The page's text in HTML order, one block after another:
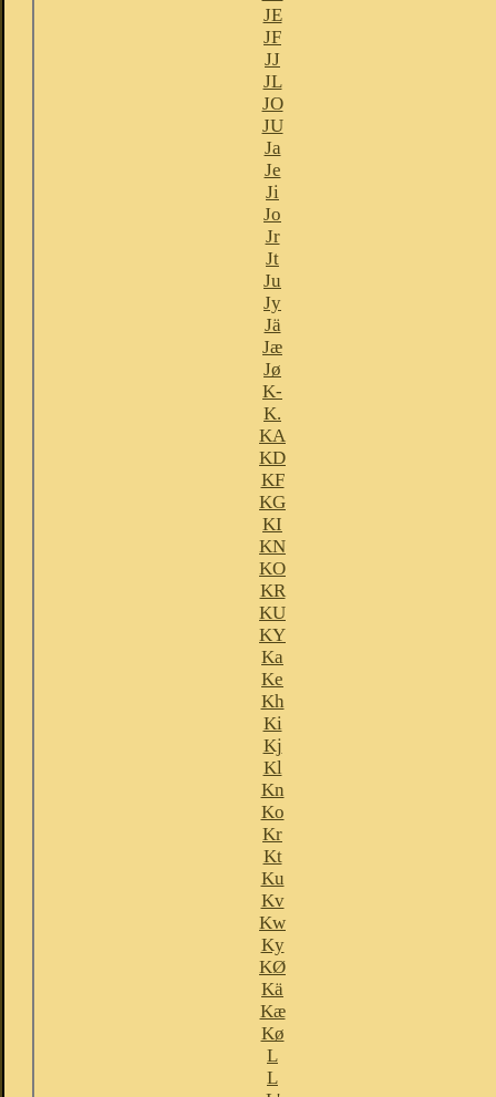
JE
JF
JJ
JL
JO
JU
Ja
Je
Ji
Jo
Jr
Jt
Ju
Jy
Jä
Jæ
Jø
K-
K.
KA
KD
KF
KG
KI
KN
KO
KR
KU
KY
Ka
Ke
Kh
Ki
Kj
Kl
Kn
Ko
Kr
Kt
Ku
Kv
Kw
Ky
KØ
Kä
Kæ
Kø
L
L